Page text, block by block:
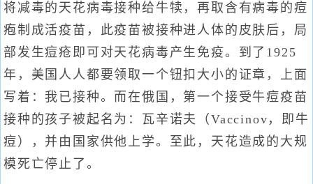
将减毒的天花病毒接种给牛犊，再取含有病毒的痘
疱制成活疫苗，此疫苗被接种进人体的皮肤后，局
部发生痘疮即可对天花病毒产生免疫。到了1925
年，美国人人都要领取一个钮扣大小的证章，上面
写着：我已接种。而在俄国，第一个接受牛痘疫苗
接种的孩子被起名为：瓦辛诺夫（Vaccinov，即牛
痘），并由国家供他上学。至此，天花造成的大规
模死亡停止了。